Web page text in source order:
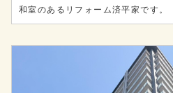
和室のあるリフォーム済平家です。